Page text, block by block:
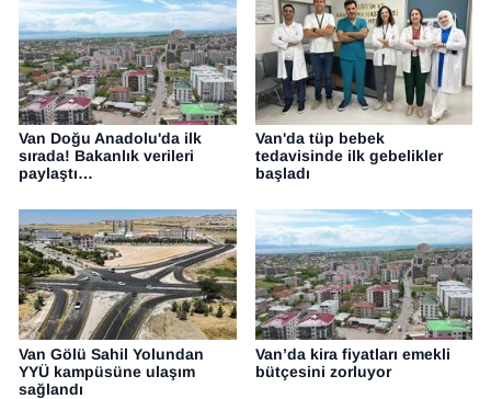
Van Doğu Anadolu'da ilk
sırada! Bakanlık verileri
paylaştı…
Van'da tüp bebek
tedavisinde ilk gebelikler
başladı
Van Gölü Sahil Yolundan
YYÜ kampüsüne ulaşım
sağlandı
Van’da kira fiyatları emekli
bütçesini zorluyor